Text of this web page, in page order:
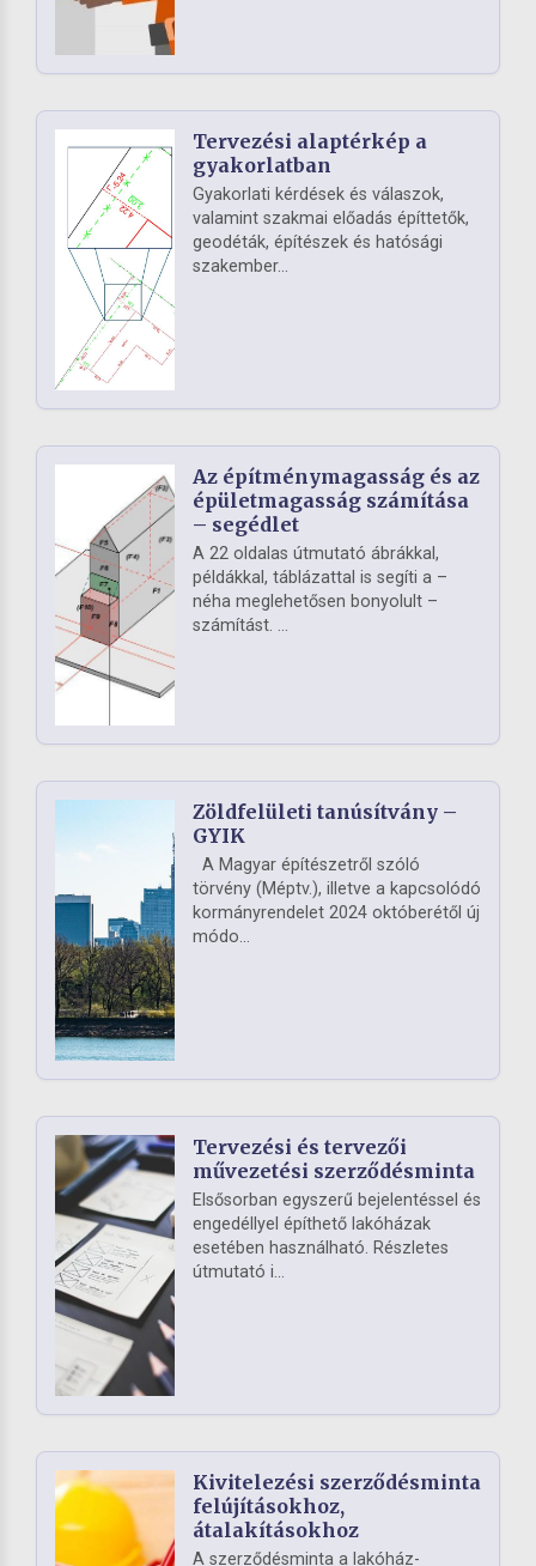
Tervezési alaptérkép a
gyakorlatban
Gyakorlati kérdések és válaszok,
valamint szakmai előadás építtetők,
geodéták, építészek és hatósági
szakember...
Az építménymagasság és az
épületmagasság számítása
– segédlet
A 22 oldalas útmutató ábrákkal,
példákkal, táblázattal is segíti a –
néha meglehetősen bonyolult –
számítást. ...
Zöldfelületi tanúsítvány –
GYIK
A Magyar építészetről szóló
törvény (Méptv.), illetve a kapcsolódó
kormányrendelet 2024 októberétől új
módo...
Tervezési és tervezői
művezetési szerződésminta
Elsősorban egyszerű bejelentéssel és
engedéllyel építhető lakóházak
esetében használható. Részletes
útmutató i...
Kivitelezési szerződésminta
felújításokhoz,
átalakításokhoz
A szerződésminta a lakóház-